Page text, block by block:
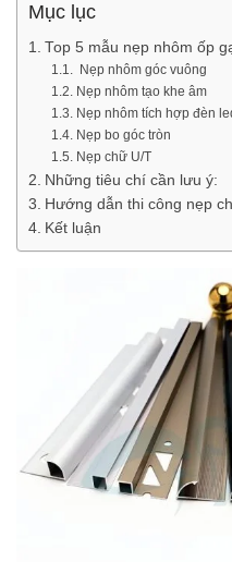
Mục lục
Top 5 mẫu nẹp nhôm ốp
Nẹp nhôm góc vuông
Nẹp nhôm tạo khe âm
Nẹp nhôm tích hợp đèn
Nẹp bo góc tròn
Nẹp chữ U/T
Những tiêu chí cần lưu ý:
Hướng dẫn thi công nẹp
Kết luận